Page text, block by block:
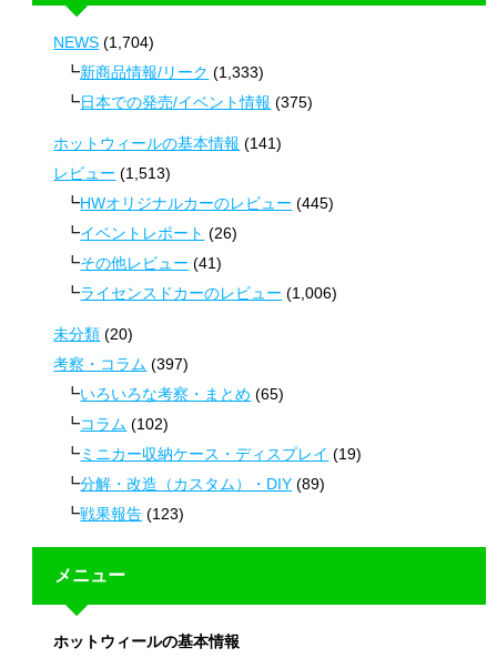
NEWS (1,704)
新商品情報/リーク (1,333)
日本での発売/イベント情報 (375)
ホットウィールの基本情報 (141)
レビュー (1,513)
HWオリジナルカーのレビュー (445)
イベントレポート (26)
その他レビュー (41)
ライセンスドカーのレビュー (1,006)
未分類 (20)
考察・コラム (397)
いろいろな考察・まとめ (65)
コラム (102)
ミニカー収納ケース・ディスプレイ (19)
分解・改造（カスタム）・DIY (89)
戦果報告 (123)
メニュー
ホットウィールの基本情報